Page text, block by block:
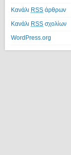
Κανάλι RSS άρθρων
Κανάλι RSS σχολίων
WordPress.org